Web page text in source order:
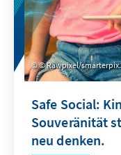
© Rawpixel/
Safe Social:
Souveränität
neu denken.